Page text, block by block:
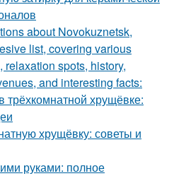
about Novokuznetsk,
list, covering various
spots, history,
and interesting facts:
трёхкомнатной хрущёвке:
хрущёвку: советы и
руками: полное